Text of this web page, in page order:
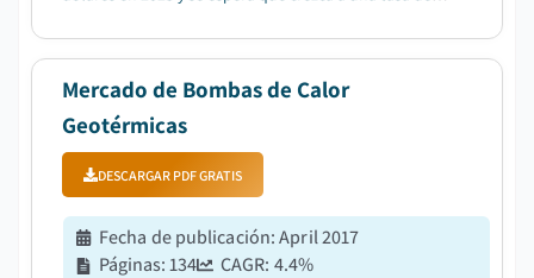
Mercado de Bombas de Calor
Geotérmicas
DESCARGAR PDF GRATIS
Fecha de publicación:April 2017
Páginas:134 CAGR: 4.4%